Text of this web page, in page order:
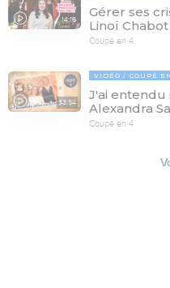
14:16
Gérer ses
Linoï
Coupé en 4
33:54
VIDÉO COUPÉ
J'ai entendu
Alexandra
Coupé en 4